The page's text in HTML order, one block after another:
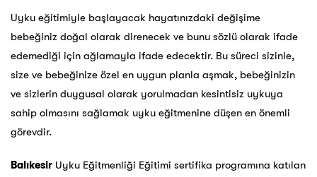
Uyku eğitimiyle başlayacak hayatınızdaki değişime
bebeğiniz doğal olarak direnecek ve bunu sözlü olarak ifade
edemediği için ağlamayla ifade edecektir. Bu süreci sizinle,
size ve bebeğinize özel en uygun planla aşmak, bebeğinizin
ve sizlerin duygusal olarak yorulmadan kesintisiz uykuya
sahip olmasını sağlamak uyku eğitmenine düşen en önemli
görevdir.
Balıkesir Uyku Eğitmenliği Eğitimi sertifika programına katılan